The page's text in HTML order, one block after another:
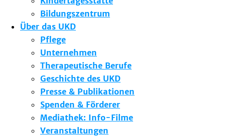
Bildungszentrum
Über das UKD
Pflege
Unternehmen
Therapeutische Berufe
Geschichte des UKD
Presse & Publikationen
Spenden & Förderer
Mediathek: Info-Filme
Veranstaltungen